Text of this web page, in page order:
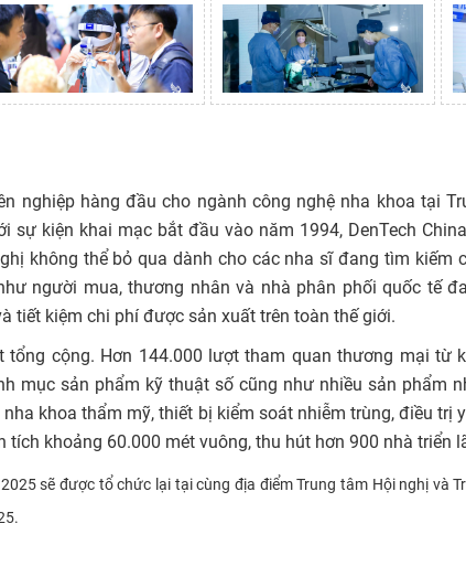
nghiệp hàng đầu cho ngành công nghệ nha khoa tại
sự kiện khai mạc bắt đầu vào năm 1994, DenTech
không thể bỏ qua dành cho các nha sĩ đang tìm kiếm
người mua, thương nhân và nhà phân phối quốc tế
tiết kiệm chi phí được sản xuất trên toàn thế giới.
tổng cộng. Hơn 144.000 lượt tham quan thương mại từ
mục sản phẩm kỹ thuật số cũng như nhiều sản phẩm
khoa thẩm mỹ, thiết bị kiểm soát nhiễm trùng, điều trị
tích khoảng 60.000 mét vuông, thu hút hơn 900 nhà triển
sẽ được tổ chức lại tại cùng địa điểm Trung tâm Hội nghị và